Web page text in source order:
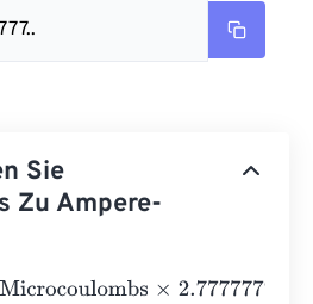
Sie
Zu Ampere-
×2.7777777777778e